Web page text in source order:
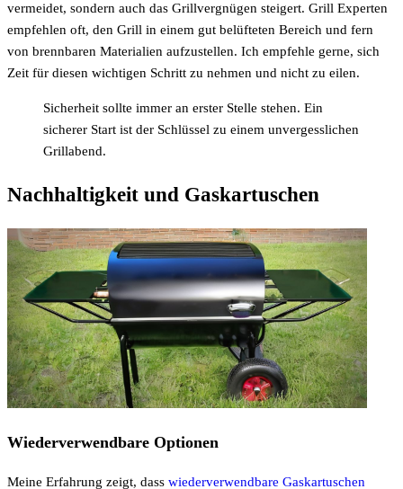
vermeidet, sondern auch das Grillvergnügen steigert. Grill Experten
empfehlen oft, den Grill in einem gut belüfteten Bereich und fern
von brennbaren Materialien aufzustellen. Ich empfehle gerne, sich
Zeit für diesen wichtigen Schritt zu nehmen und nicht zu eilen.
Sicherheit sollte immer an erster Stelle stehen. Ein
sicherer Start ist der Schlüssel zu einem unvergesslichen
Grillabend.
Nachhaltigkeit und Gaskartuschen
Wiederverwendbare Optionen
Meine Erfahrung zeigt, dass wiederverwendbare Gaskartuschen